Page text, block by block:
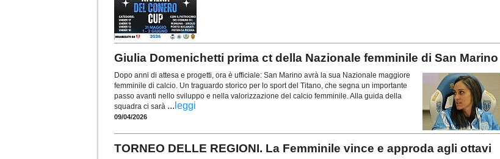
Giulia Domenichetti prima ct della Nazionale femminile di San Marino
Dopo anni di attesa e progetti, ora è ufficiale: San Marino avrà la sua Nazionale maggiore
femminile di calcio. Un traguardo storico per lo sport del Titano, che segna un importante
passo avanti nello sviluppo e nella valorizzazione del calcio femminile. Alla guida della
squadra ci sarà ... leggi
09/04/2026
TORNEO DELLE REGIONI. La Femminile vince e approda agli ottavi